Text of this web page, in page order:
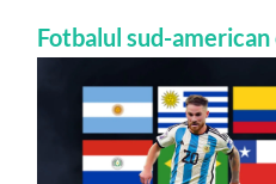
Fotbalul sud-